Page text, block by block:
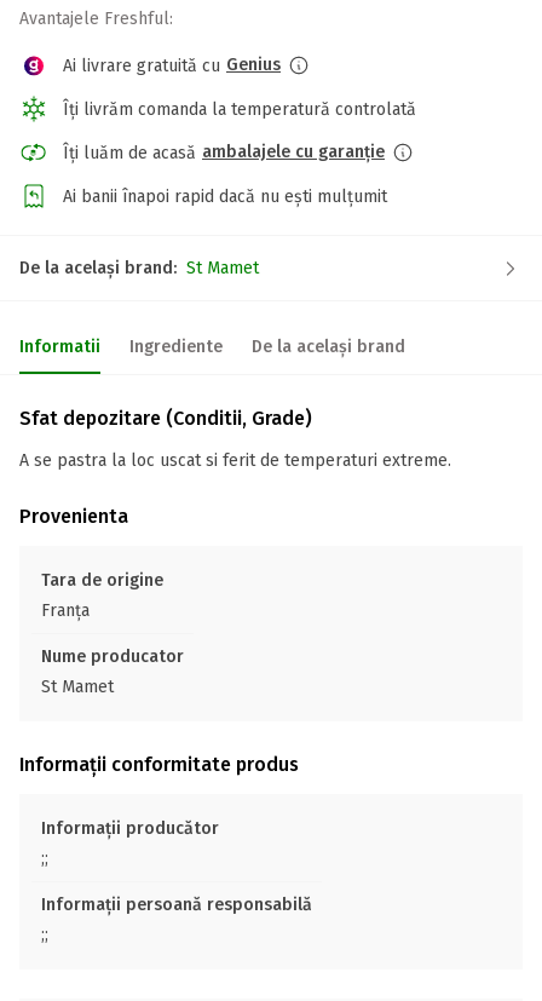
Avantajele Freshful:
Ai livrare gratuită cu Genius
Îți livrăm comanda la temperatură controlată
Îți luăm de acasă ambalajele cu garanție
Ai banii înapoi rapid dacă nu ești mulțumit
De la același brand: St Mamet
Informatii Ingrediente De la același brand
Sfat depozitare (Conditii, Grade)
A se pastra la loc uscat si ferit de temperaturi extreme.
Provenienta
Tara de origine
Franţa
Nume producator
St Mamet
Informații conformitate produs
Informații producător
;;
Informații persoană responsabilă
;;